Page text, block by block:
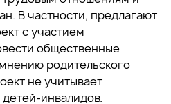
В частности, предлагают
с участием
общественные
родительского
не учитывает
инвалидов.